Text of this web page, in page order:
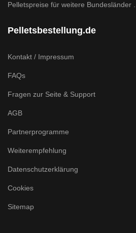
Pelletspreise für weitere Bundesländer ...
Pelletsbestellung.de
Kontakt / Impressum
FAQs
Fragen zur Seite & Support
AGB
Partnerprogramme
Weiterempfehlung
Datenschutzerklärung
Cookies
Sitemap